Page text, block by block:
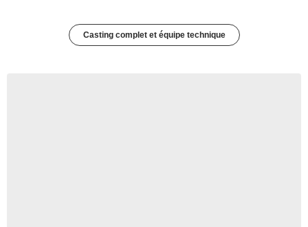
Casting complet et équipe technique